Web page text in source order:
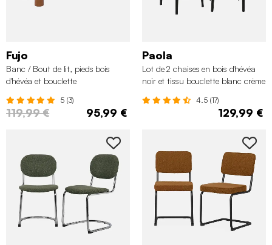
Fujo
Banc / Bout de lit, pieds bois
d'hévéa et bouclette
5 (3)
119,99 € 95,99 €
Paola
Lot de 2 chaises en bois d'hévéa
noir et tissu bouclette blanc crème
4.5 (17)
129,99 €